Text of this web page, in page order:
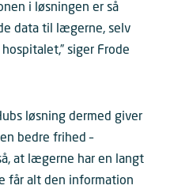
i løsningen er så
data til lægerne, selv
siger Frode
løsning dermed giver
bedre frihed –
at lægerne har en langt
får alt den information